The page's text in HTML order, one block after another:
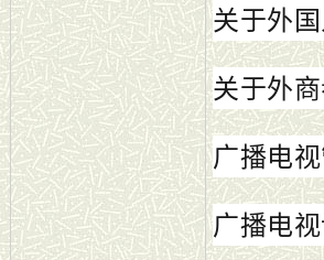
关于外
关于外
广播电
广播电